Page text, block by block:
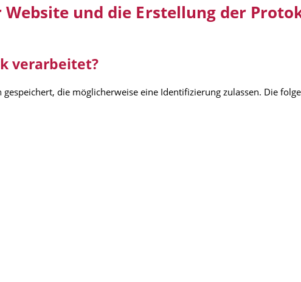
und die Erstellung der
verarbeitet?
die möglicherweise eine Identifizierung zulassen. Die